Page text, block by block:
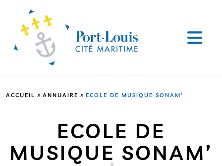
ACCUEIL » ANNUAIRE » ECOLE DE MUSIQUE SONAM’
ECOLE DE
MUSIQUE SONAM’